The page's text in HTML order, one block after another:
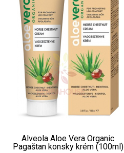
Alveola Aloe Vera Organic
Pagaštan konsky krém (100ml)